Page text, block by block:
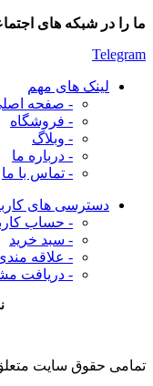
ما را در شبکه های
Telegram
لینک های مهم
- صفحه
- فروشگاه
- وبلاگ
- درباره ما
- تماس با ما
دسترسی های
- حساب
- سبد خرید
- علاقه
- دریافت
تمامی حقوق سایت